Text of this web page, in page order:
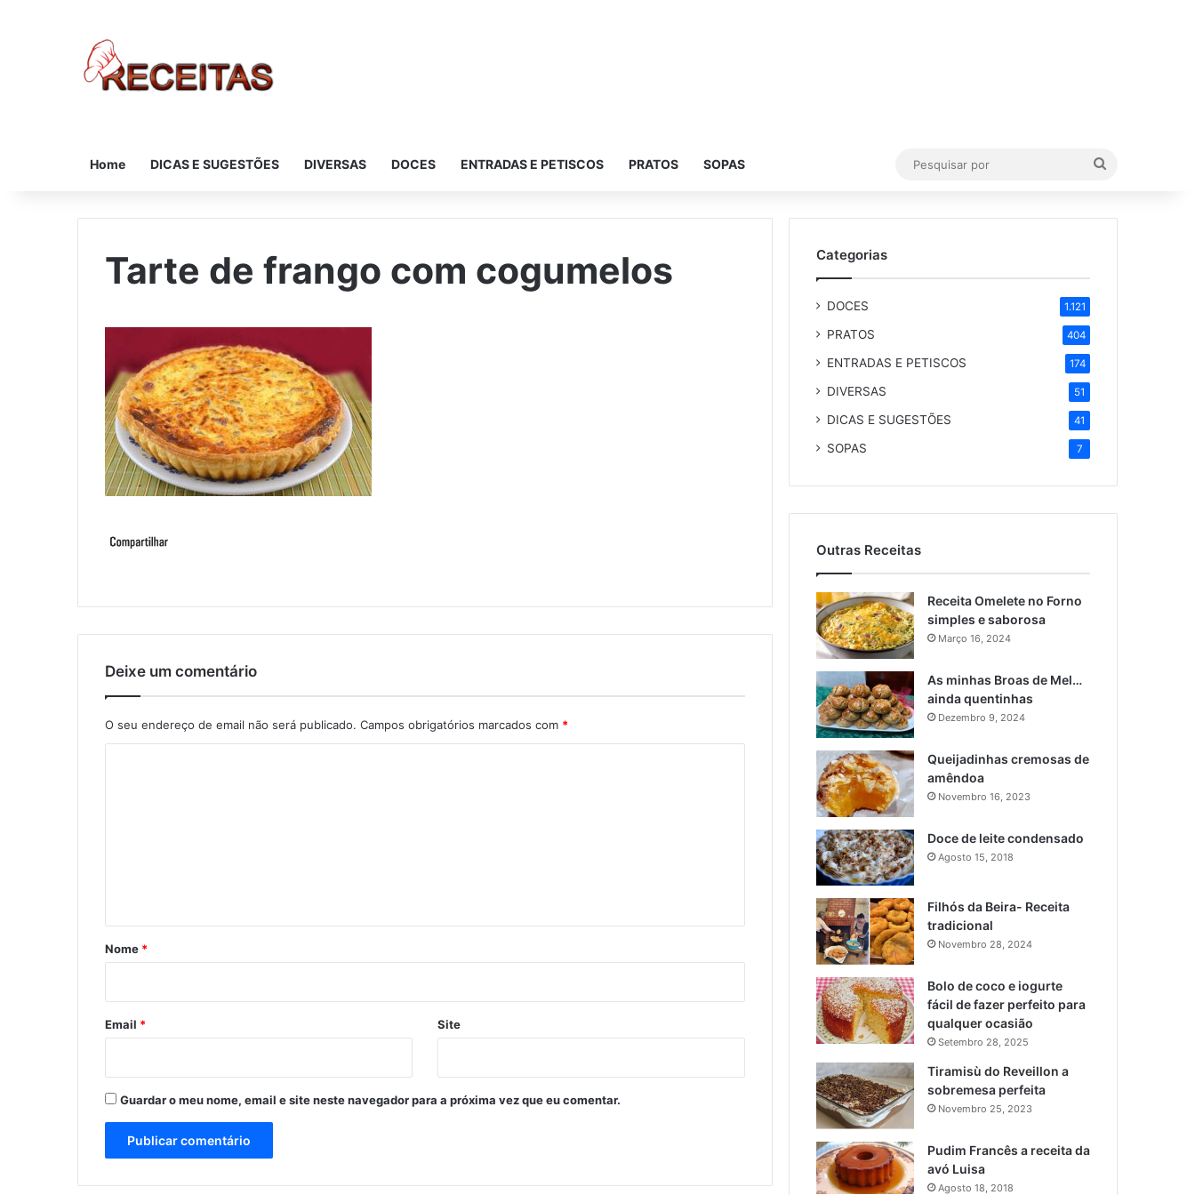
Home DICAS E SUGESTÕES DIVERSAS DOCES ENTRADAS E PETISCOS PRATOS SOPAS
Tarte de frango com cogumelos
Deixe um comentário
O seu endereço de email não será publicado. Campos obrigatórios marcados com *
r
*
Nome *
Email * Site
Guardar o meu nome, email e site neste navegador para a próxima vez que eu comentar.
Categorias
DOCES 1.121
PRATOS 404
ENTRADAS E PETISCOS 174
DIVERSAS 51
DICAS E SUGESTÕES 41
SOPAS 7
Outras Receitas
Receita Omelete no Forno
simples e saborosa
Março 16, 2024
As minhas Broas de Mel…
ainda quentinhas
Dezembro 9, 2024
Queijadinhas cremosas de
amêndoa
Novembro 16, 2023
Doce de leite condensado
Agosto 15, 2018
Filhós da Beira- Receita
tradicional
Novembro 28, 2024
Bolo de coco e iogurte
fácil de fazer perfeito para
qualquer ocasião
Setembro 28, 2025
Tiramisù do Reveillon a
sobremesa perfeita
Novembro 25, 2023
Pudim Francês a receita da
avó Luisa
Agosto 18, 2018